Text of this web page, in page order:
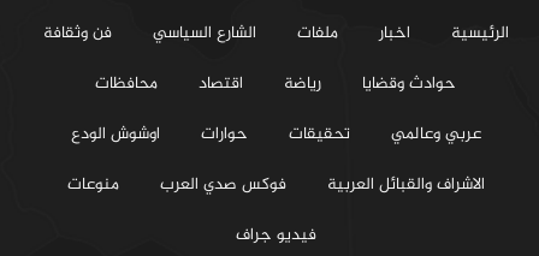
الرئيسية اخبار ملفات الشارع السياسي
فن وثقافة
حوادث وقضايا
رياضة اقتصاد
محافظات
عربي وعالمي
تحقيقات حوارات
اوشوش الودع
الاشراف والقبائل العربية
فوكس صدي العرب
منوعات
فيديو جراف